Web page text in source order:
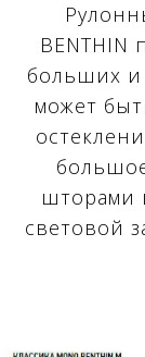
BENTHIN
больших
может
шторами
световой